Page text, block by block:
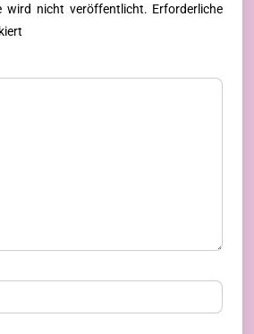
wird nicht veröffentlicht. Erforderliche